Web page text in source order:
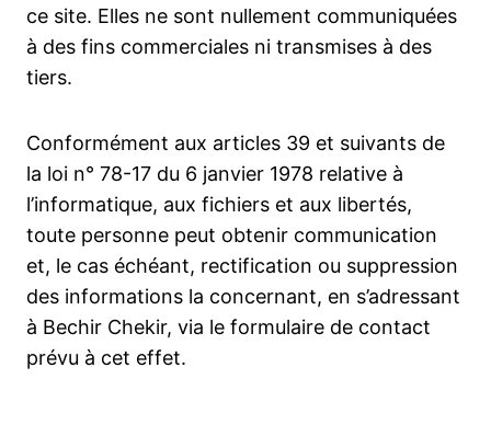
ce site. Elles ne sont nullement communiquées
à des fins commerciales ni transmises à des
tiers.
Conformément aux articles 39 et suivants de
la loi n° 78-17 du 6 janvier 1978 relative à
l’informatique, aux fichiers et aux libertés,
toute personne peut obtenir communication
et, le cas échéant, rectification ou suppression
des informations la concernant, en s’adressant
à Bechir Chekir, via le formulaire de contact
prévu à cet effet.